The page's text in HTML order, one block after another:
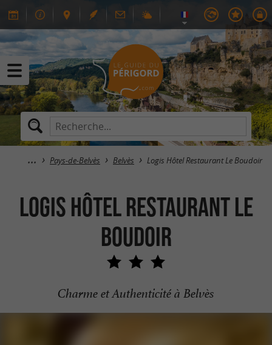
Pays-de-Belvès Belvès Logis Hôtel Restaurant Le Boudoir
Logis Hôtel Restaurant Le
Boudoir
Charme et Authenticité à Belvès